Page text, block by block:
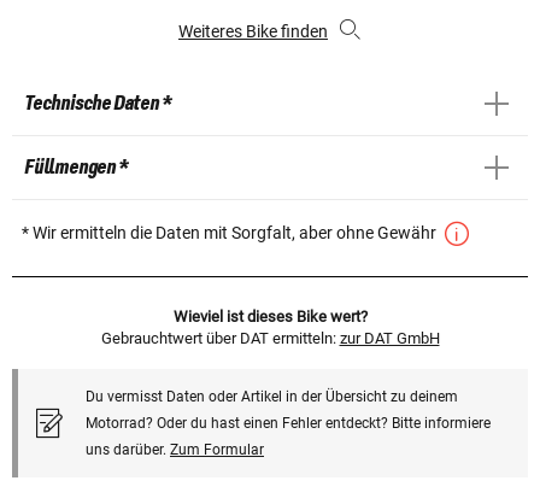
Weiteres Bike finden
Technische Daten *
Füllmengen *
* Wir ermitteln die Daten mit Sorgfalt, aber ohne Gewähr
Wieviel ist dieses Bike wert?
Gebrauchtwert über DAT ermitteln: zur DAT GmbH
Du vermisst Daten oder Artikel in der Übersicht zu deinem
Motorrad? Oder du hast einen Fehler entdeckt? Bitte informiere
uns darüber. Zum Formular